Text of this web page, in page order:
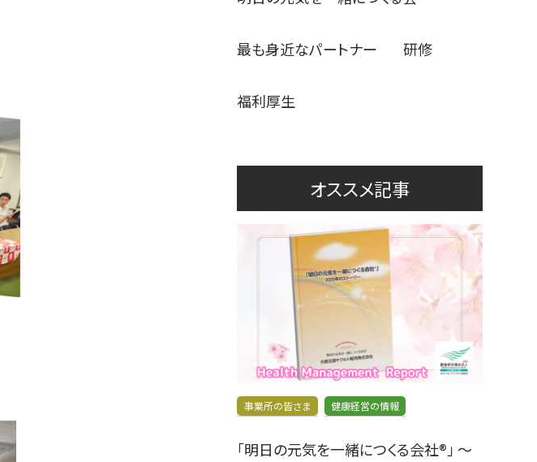
最も身近なパートナー 研修
福利厚生
オススメ記事
事業所の皆さま 健康経営の情報
「明日の元気を一緒につくる会社®」 〜